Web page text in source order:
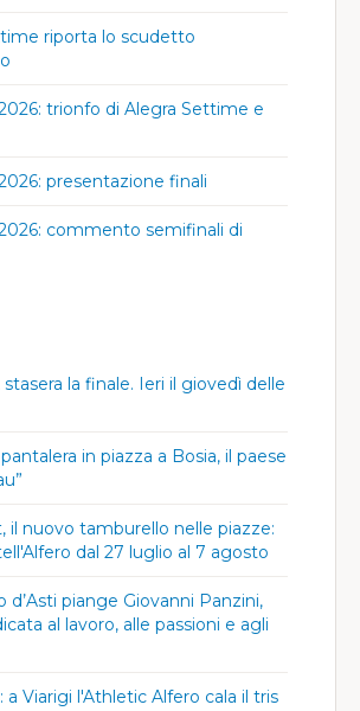
riporta lo scudetto
trionfo di Alegra Settime e
presentazione finali
commento semifinali di
la finale. Ieri il giovedì delle
in piazza a Bosia, il paese
il nuovo tamburello nelle piazze:
dal 27 luglio al 7 agosto
d’Asti piange Giovanni Panzini,
al lavoro, alle passioni e agli
a Viarigi l'Athletic Alfero cala il tris